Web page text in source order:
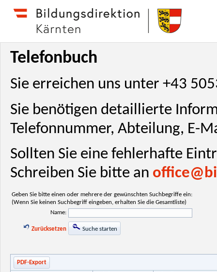
Telefonbuch
Sie erreichen uns unter +43
Sie benötigen detaillierte
Telefonnummer, Abteilung, E-
Sollten Sie eine fehlerhafte
Schreiben Sie bitte an
Geben Sie bitte einen oder mehrere der gewünschten Suchbegriffe ein:
(Wenn Sie keinen Suchbegriff eingeben, erhalten Sie die Gesamtliste)
Name:
Zurücksetzen Suche starten
PDF-Export